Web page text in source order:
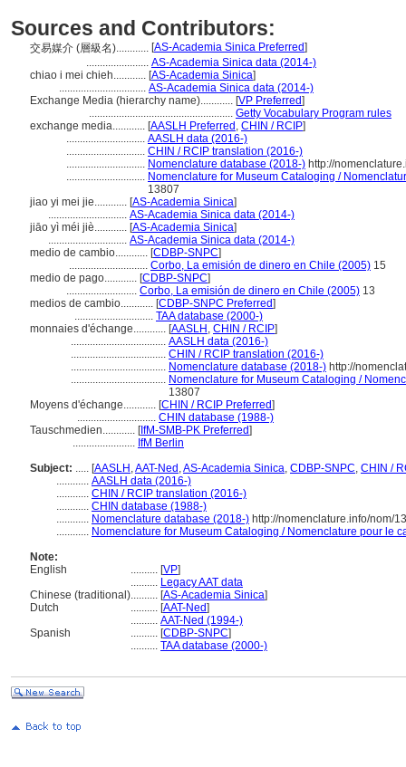
Sources and Contributors:
交易媒介 (層級名)............ [AS-Academia Sinica Preferred]
....................... AS-Academia Sinica data (2014-)
chiao i mei chieh............ [AS-Academia Sinica]
................................ AS-Academia Sinica data (2014-)
Exchange Media (hierarchy name)............ [VP Preferred]
..................................................... Getty Vocabulary Program rules
exchange media............ [AASLH Preferred , CHIN / RCIP]
............................. AASLH data (2016-)
............................. CHIN / RCIP translation (2016-)
............................. Nomenclature database (2018-) http://
............................. Nomenclature for Museum Cataloging /
13807
jiao yi mei jie............ [AS-Academia Sinica]
............................. AS-Academia Sinica data (2014-)
jiāo yì méi jiè............ [AS-Academia Sinica]
............................. AS-Academia Sinica data (2014-)
medio de cambio............ [CDBP-SNPC]
............................. Corbo, La emisión de dinero en Chile (2005) 15
medio de pago............ [CDBP-SNPC]
.......................... Corbo, La emisión de dinero en Chile (2005) 13
medios de cambio............ [CDBP-SNPC Preferred]
............................. TAA database (2000-)
monnaies d'échange............ [AASLH , CHIN / RCIP]
................................... AASLH data (2016-)
................................... CHIN / RCIP translation (2016-)
................................... Nomenclature database (2018-) http://
................................... Nomenclature for Museum Cataloging /
13807
Moyens d'échange............ [CHIN / RCIP Preferred]
............................. CHIN database (1988-)
Tauschmedien............ [IfM-SMB-PK Preferred]
....................... IfM Berlin
Subject: ..... [AASLH ,AAT-Ned ,AS-Academia Sinica, CDBP-SNPC, CHIN /
............ AASLH data (2016-)
............ CHIN / RCIP translation (2016-)
............ CHIN database (1988-)
............ Nomenclature database (2018-) http://nomenclature.info/nom/
............ Nomenclature for Museum Cataloging / Nomenclature pour le
Note:
English
.......... [VP]
.......... Legacy AAT data
Chinese (traditional).......... [AS-Academia Sinica]
Dutch
.......... [AAT-Ned]
.......... AAT-Ned (1994-)
Spanish
.......... [CDBP-SNPC]
.......... TAA database (2000-)